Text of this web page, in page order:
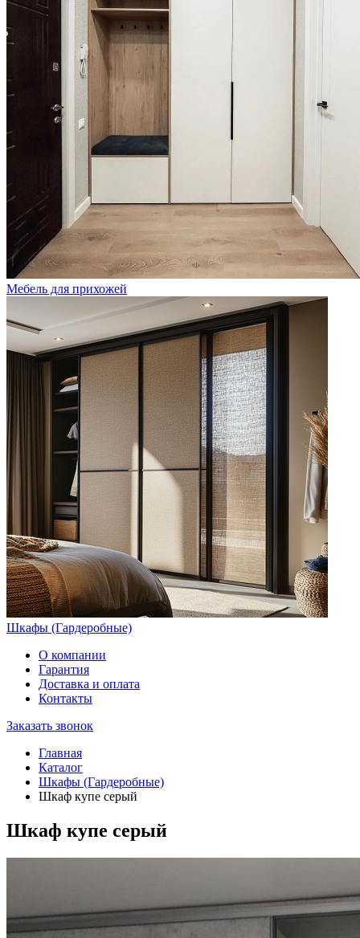
Мебель для прихожей
Шкафы (Гардеробные)
О компании
Гарантия
Доставка и оплата
Контакты
Заказать звонок
Главная
Каталог
Шкафы (Гардеробные)
Шкаф купе серый
Шкаф купе серый